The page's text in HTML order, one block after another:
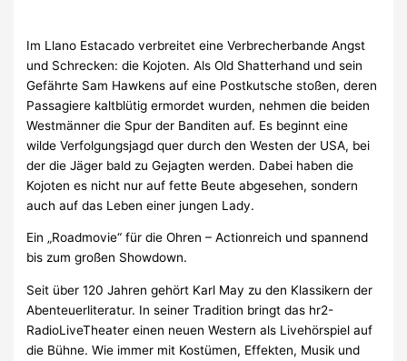
Im Llano Estacado verbreitet eine Verbrecherbande Angst
und Schrecken: die Kojoten. Als Old Shatterhand und sein
Gefährte Sam Hawkens auf eine Postkutsche stoßen, deren
Passagiere kaltblütig ermordet wurden, nehmen die beiden
Westmänner die Spur der Banditen auf. Es beginnt eine
wilde Verfolgungsjagd quer durch den Westen der USA, bei
der die Jäger bald zu Gejagten werden. Dabei haben die
Kojoten es nicht nur auf fette Beute abgesehen, sondern
auch auf das Leben einer jungen Lady.
Ein „Roadmovie“ für die Ohren – Actionreich und spannend
bis zum großen Showdown.
Seit über 120 Jahren gehört Karl May zu den Klassikern der
Abenteuerliteratur. In seiner Tradition bringt das hr2-
RadioLiveTheater einen neuen Western als Livehörspiel auf
die Bühne. Wie immer mit Kostümen, Effekten, Musik und